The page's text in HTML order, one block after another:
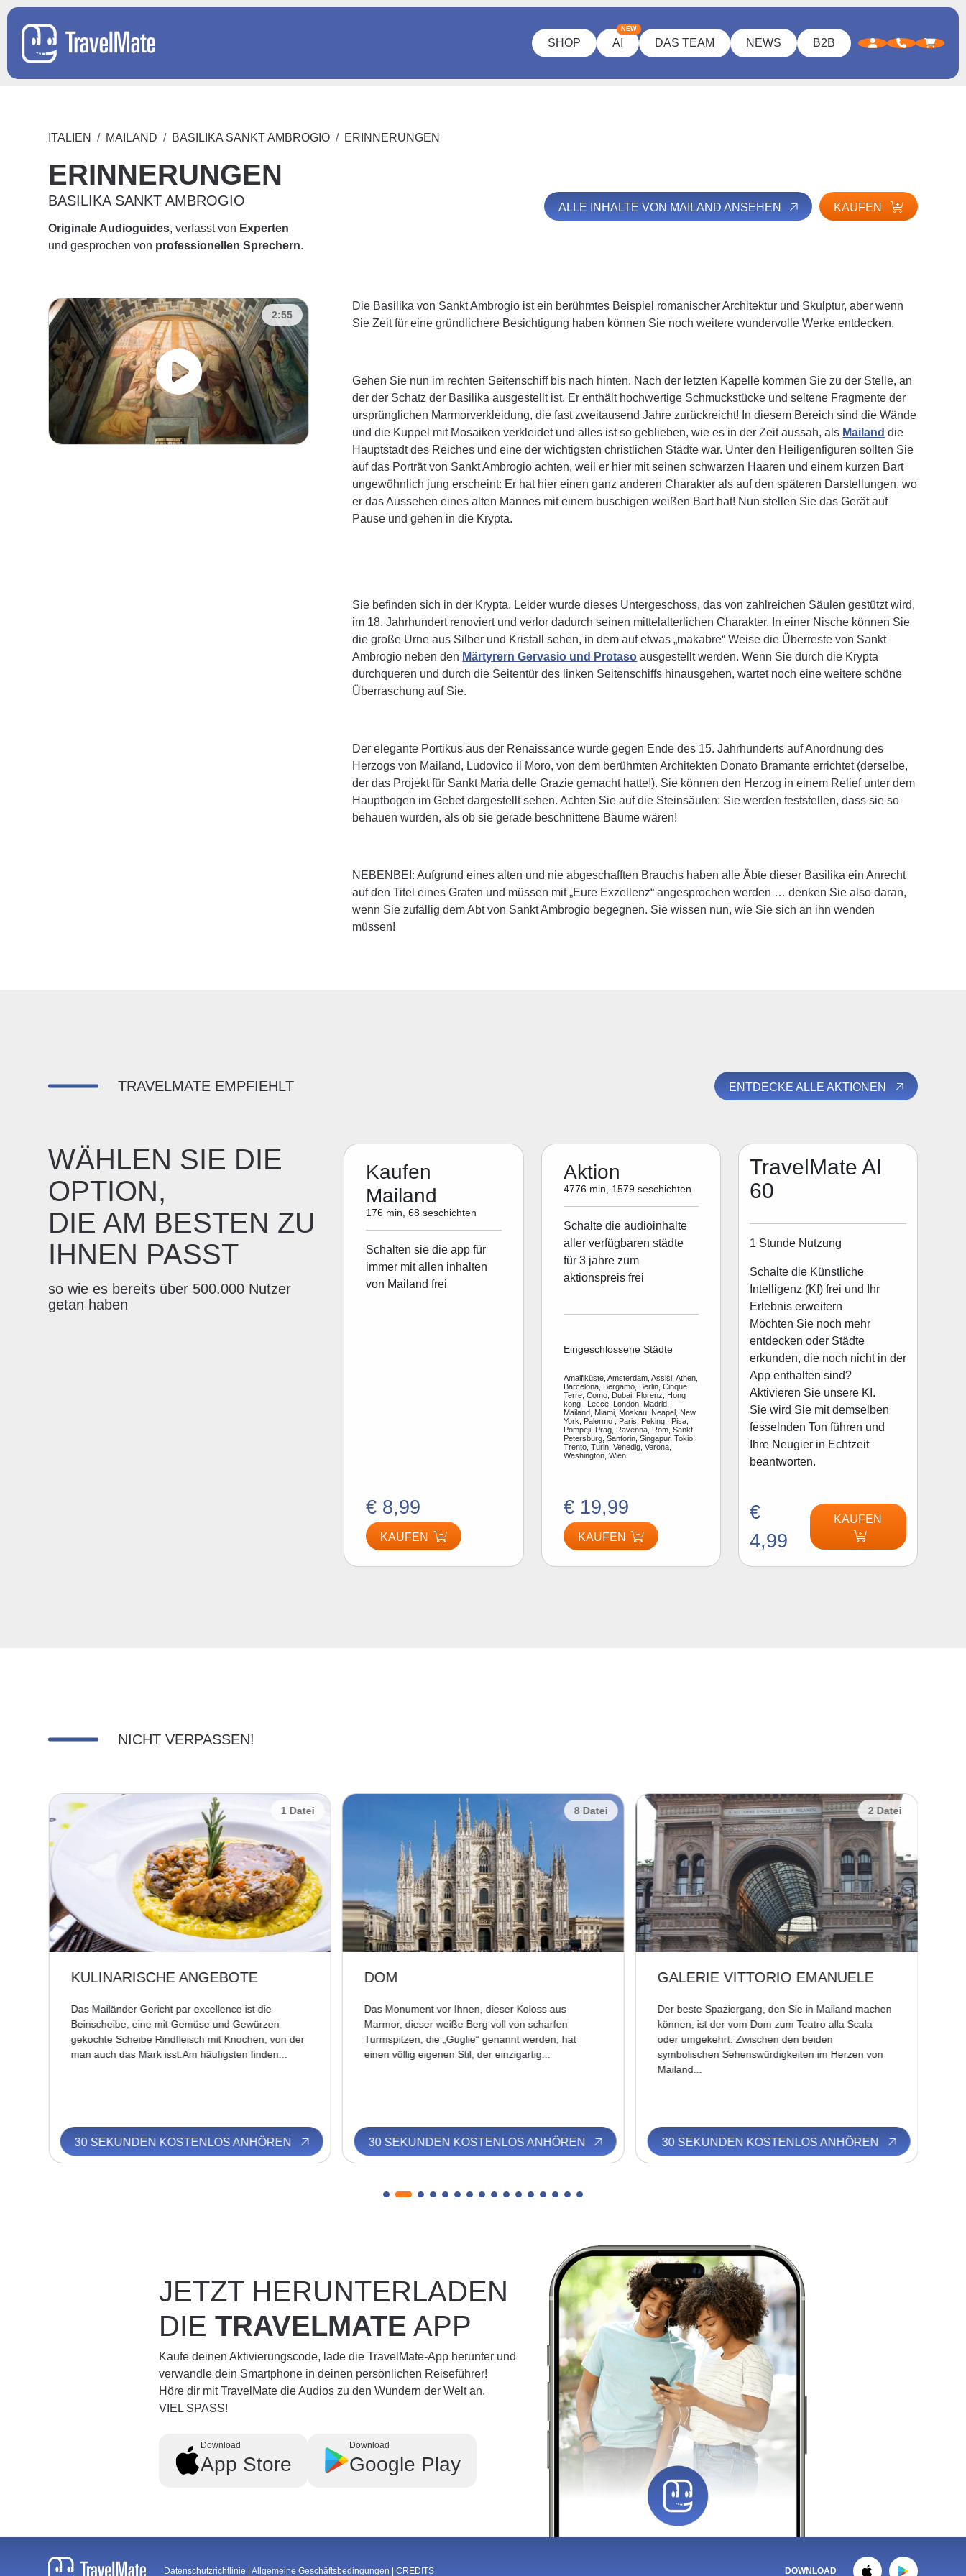
SHOP AI
NEW
DAS TEAM NEWS B2B
ITALIEN MAILAND BASILIKA SANKT AMBROGIO ERINNERUNGEN
ERINNERUNGEN
BASILIKA SANKT AMBROGIO
Originale Audioguides, verfasst von Experten
und gesprochen von professionellen Sprechern.
ALLE INHALTE VON MAILAND ANSEHEN KAUFEN
2:55
Die Basilika von Sankt Ambrogio ist ein berühmtes Beispiel romanischer Architektur und Skulptur, aber wenn
Sie Zeit für eine gründlichere Besichtigung haben können Sie noch weitere wundervolle Werke entdecken.
Gehen Sie nun im rechten Seitenschiff bis nach hinten. Nach der letzten Kapelle kommen Sie zu der Stelle, an
der der Schatz der Basilika ausgestellt ist. Er enthält hochwertige Schmuckstücke und seltene Fragmente der
ursprünglichen Marmorverkleidung, die fast zweitausend Jahre zurückreicht! In diesem Bereich sind die Wände
und die Kuppel mit Mosaiken verkleidet und alles ist so geblieben, wie es in der Zeit aussah, als Mailand die
Hauptstadt des Reiches und eine der wichtigsten christlichen Städte war. Unter den Heiligenfiguren sollten Sie
auf das Porträt von Sankt Ambrogio achten, weil er hier mit seinen schwarzen Haaren und einem kurzen Bart
ungewöhnlich jung erscheint: Er hat hier einen ganz anderen Charakter als auf den späteren Darstellungen, wo
er das Aussehen eines alten Mannes mit einem buschigen weißen Bart hat! Nun stellen Sie das Gerät auf
Pause und gehen in die Krypta.
Sie befinden sich in der Krypta. Leider wurde dieses Untergeschoss, das von zahlreichen Säulen gestützt wird,
im 18. Jahrhundert renoviert und verlor dadurch seinen mittelalterlichen Charakter. In einer Nische können Sie
die große Urne aus Silber und Kristall sehen, in dem auf etwas „makabre“ Weise die Überreste von Sankt
Ambrogio neben den Märtyrern Gervasio und Protaso ausgestellt werden. Wenn Sie durch die Krypta
durchqueren und durch die Seitentür des linken Seitenschiffs hinausgehen, wartet noch eine weitere schöne
Überraschung auf Sie.
Der elegante Portikus aus der Renaissance wurde gegen Ende des 15. Jahrhunderts auf Anordnung des
Herzogs von Mailand, Ludovico il Moro, von dem berühmten Architekten Donato Bramante errichtet (derselbe,
der das Projekt für Sankt Maria delle Grazie gemacht hatte!). Sie können den Herzog in einem Relief unter dem
Hauptbogen im Gebet dargestellt sehen. Achten Sie auf die Steinsäulen: Sie werden feststellen, dass sie so
behauen wurden, als ob sie gerade beschnittene Bäume wären!
NEBENBEI: Aufgrund eines alten und nie abgeschafften Brauchs haben alle Äbte dieser Basilika ein Anrecht
auf den Titel eines Grafen und müssen mit „Eure Exzellenz“ angesprochen werden … denken Sie also daran,
wenn Sie zufällig dem Abt von Sankt Ambrogio begegnen. Sie wissen nun, wie Sie sich an ihn wenden
müssen!
TRAVELMATE EMPFIEHLT ENTDECKE ALLE AKTIONEN
WÄHLEN SIE DIE
OPTION,
DIE AM BESTEN ZU
IHNEN PASST
so wie es bereits über 500.000 Nutzer
getan haben
Kaufen
Mailand
176 min, 68 seschichten
Schalten sie die app für
immer mit allen inhalten
von Mailand frei
€ 8,99
KAUFEN
Aktion
4776 min, 1579 seschichten
Schalte die audioinhalte
aller verfügbaren städte
für 3 jahre zum
aktionspreis frei
Eingeschlossene Städte
Amalfiküste, Amsterdam, Assisi, Athen,
Barcelona, Bergamo, Berlin, Cinque
Terre, Como, Dubai, Florenz, Hong
kong , Lecce, London, Madrid,
Mailand, Miami, Moskau, Neapel, New
York, Palermo , Paris, Peking , Pisa,
Pompeji, Prag, Ravenna, Rom, Sankt
Petersburg, Santorin, Singapur, Tokio,
Trento, Turin, Venedig, Verona,
Washington, Wien
€ 19,99
KAUFEN
TravelMate AI
60
1 Stunde Nutzung
Schalte die Künstliche
Intelligenz (KI) frei und Ihr
Erlebnis erweitern
Möchten Sie noch mehr
entdecken oder Städte
erkunden, die noch nicht in der
App enthalten sind?
Aktivieren Sie unsere KI.
Sie wird Sie mit demselben
fesselnden Ton führen und
Ihre Neugier in Echtzeit
beantworten.
€
4,99
KAUFEN
NICHT VERPASSEN!
1 Datei
KULINARISCHE ANGEBOTE
Das Mailänder Gericht par excellence ist die
Beinscheibe, eine mit Gemüse und Gewürzen
gekochte Scheibe Rindfleisch mit Knochen, von der
man auch das Mark isst.Am häufigsten finden...
30 SEKUNDEN KOSTENLOS ANHÖREN
8 Datei
DOM
Das Monument vor Ihnen, dieser Koloss aus
Marmor, dieser weiße Berg voll von scharfen
Turmspitzen, die „Guglie“ genannt werden, hat
einen völlig eigenen Stil, der einzigartig...
30 SEKUNDEN KOSTENLOS ANHÖREN
2 Datei
GALERIE VITTORIO EMANUELE
Der beste Spaziergang, den Sie in Mailand machen
können, ist der vom Dom zum Teatro alla Scala
oder umgekehrt: Zwischen den beiden
symbolischen Sehenswürdigkeiten im Herzen von
Mailand...
30 SEKUNDEN KOSTENLOS ANHÖREN
JETZT HERUNTERLADEN
DIETRAVELMATE APP
Kaufe deinen Aktivierungscode, lade die TravelMate-App herunter und
verwandle dein Smartphone in deinen persönlichen Reiseführer!
Höre dir mit TravelMate die Audios zu den Wundern der Welt an.
VIEL SPASS!
Download
App Store
Download
Google Play
Datenschutzrichtlinie Allgemeine Geschäftsbedingungen CREDITS DOWNLOAD